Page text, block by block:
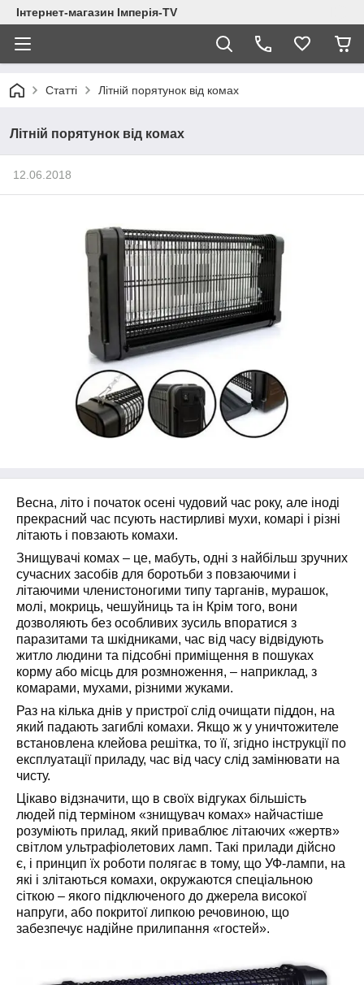
Інтернет-магазин Імперія-TV
Статті Літній порятунок від комах
Літній порятунок від комах
12.06.2018
Весна, літо і початок осені чудовий час року, але іноді
прекрасний час псують настирливі мухи, комарі і різні
літають і повзають комахи.
Знищувачі комах – це, мабуть, одні з найбільш зручних
сучасних засобів для боротьби з повзаючими і
літаючими членистоногими типу тарганів, мурашок,
молі, мокриць, чешуйниць та ін Крім того, вони
дозволяють без особливих зусиль впоратися з
паразитами та шкідниками, час від часу відвідують
житло людини та підсобні приміщення в пошуках
корму або місць для розмноження, – наприклад, з
комарами, мухами, різними жуками.
Раз на кілька днів у пристрої слід очищати піддон, на
який падають загиблі комахи. Якщо ж у уничтожителе
встановлена клейова решітка, то її, згідно інструкції по
експлуатації приладу, час від часу слід замінювати на
чисту.
Цікаво відзначити, що в своїх відгуках більшість
людей під терміном «знищувач комах» найчастіше
розуміють прилад, який приваблює літаючих «жертв»
світлом ультрафіолетових ламп. Такі прилади дійсно
є, і принцип їх роботи полягає в тому, що УФ-лампи, на
які і злітаються комахи, окружаются спеціальною
сіткою – якого підключеного до джерела високої
напруги, або покритої липкою речовиною, що
забезпечує надійне прилипання «гостей».